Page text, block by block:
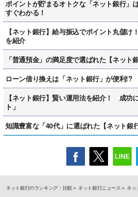
ポイントが貯まるオトクな「ネット銀行
すぐわかる！
【ネット銀行】給与振込でポイント丸儲
を紹介
「普通預金」の満足度で選ばれた【ネット
ローン借り換えは「ネット銀行」が便利
【ネット銀行】賢い運用法を紹介！ 成功
ト」
知識豊富な「40代」に選ばれた【ネット銀
ネット銀行のランキング・比較 ネット銀行ニュース ネッ